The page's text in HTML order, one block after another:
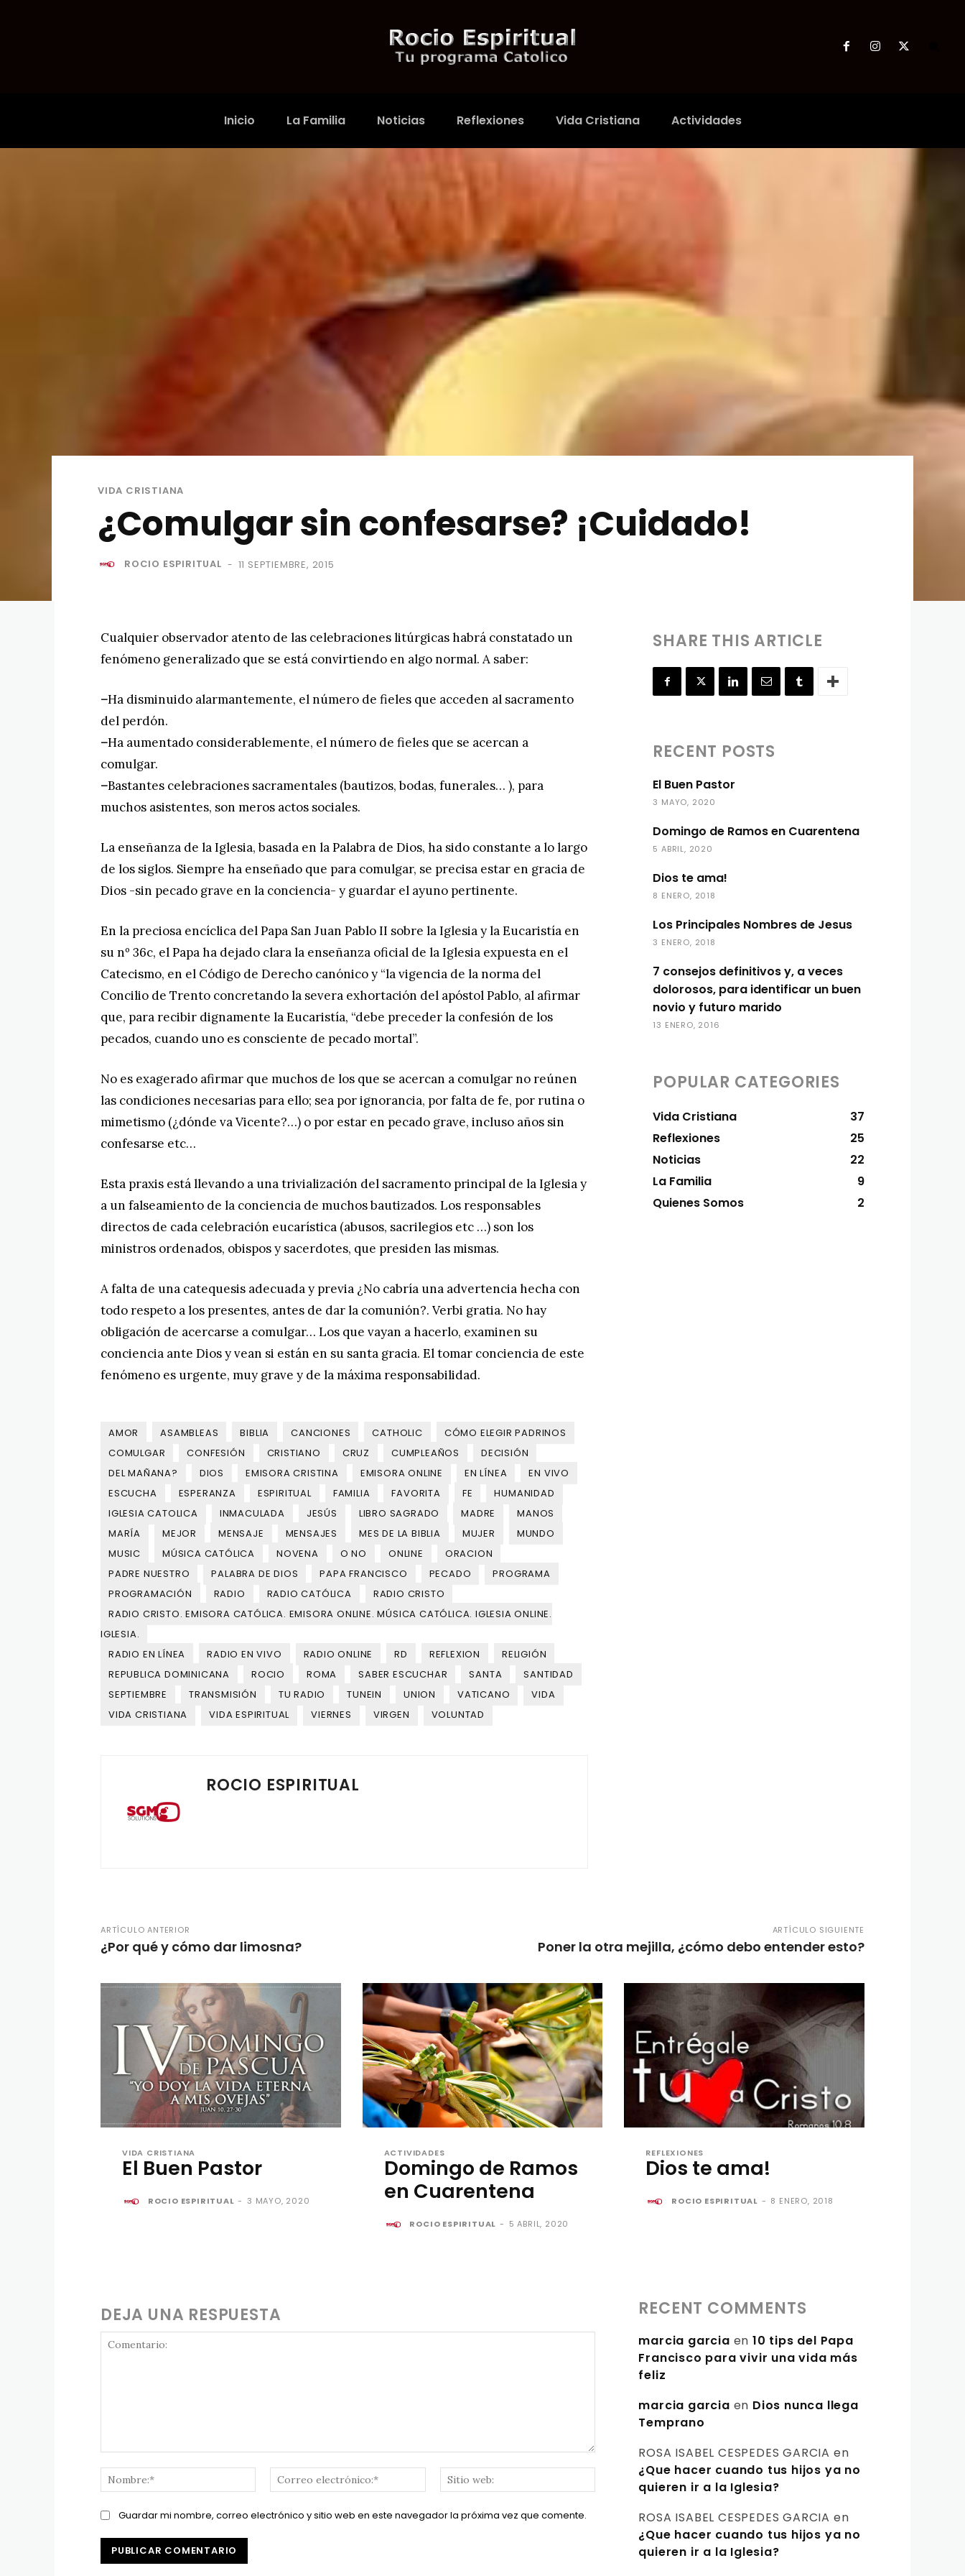
Inicio La Familia Noticias Reflexiones Vida Cristiana Actividades
VIDA CRISTIANA
¿Comulgar sin confesarse? ¡Cuidado!
ROCIO ESPIRITUAL - 11 SEPTIEMBRE, 2015
Cualquier observador atento de las celebraciones litúrgicas habrá constatado un
fenómeno generalizado que se está convirtiendo en algo normal. A saber:
–Ha disminuido alarmantemente, el número de fieles que acceden al sacramento
del perdón.
–Ha aumentado considerablemente, el número de fieles que se acercan a
comulgar.
–Bastantes celebraciones sacramentales (bautizos, bodas, funerales… ), para
muchos asistentes, son meros actos sociales.
La enseñanza de la Iglesia, basada en la Palabra de Dios, ha sido constante a lo largo
de los siglos. Siempre ha enseñado que para comulgar, se precisa estar en gracia de
Dios -sin pecado grave en la conciencia- y guardar el ayuno pertinente.
En la preciosa encíclica del Papa San Juan Pablo II sobre la Iglesia y la Eucaristía en
su nº 36c, el Papa ha dejado clara la enseñanza oficial de la Iglesia expuesta en el
Catecismo, en el Código de Derecho canónico y “la vigencia de la norma del
Concilio de Trento concretando la severa exhortación del apóstol Pablo, al afirmar
que, para recibir dignamente la Eucaristía, “debe preceder la confesión de los
pecados, cuando uno es consciente de pecado mortal”.
No es exagerado afirmar que muchos de los que se acercan a comulgar no reúnen
las condiciones necesarias para ello; sea por ignorancia, por falta de fe, por rutina o
mimetismo (¿dónde va Vicente?…) o por estar en pecado grave, incluso años sin
confesarse etc…
Esta praxis está llevando a una trivialización del sacramento principal de la Iglesia y
a un falseamiento de la conciencia de muchos bautizados. Los responsables
directos de cada celebración eucarística (abusos, sacrilegios etc …) son los
ministros ordenados, obispos y sacerdotes, que presiden las mismas.
A falta de una catequesis adecuada y previa ¿No cabría una advertencia hecha con
todo respeto a los presentes, antes de dar la comunión?. Verbi gratia. No hay
obligación de acercarse a comulgar… Los que vayan a hacerlo, examinen su
conciencia ante Dios y vean si están en su santa gracia. El tomar conciencia de este
fenómeno es urgente, muy grave y de la máxima responsabilidad.
AMOR ASAMBLEAS BIBLIA CANCIONES CATHOLIC
CÓMO ELEGIR PADRINOS
COMULGAR
CONFESIÓN CRISTIANO CRUZ CUMPLEAÑOS
DECISIÓN
DEL MAÑANA?
DIOS EMISORA CRISTINA EMISORA ONLINE EN LÍNEA
EN VIVO
ESCUCHA
ESPERANZA ESPIRITUAL FAMILIA FAVORITA FE
HUMANIDAD
IGLESIA CATOLICA
INMACULADA JESÚS LIBRO SAGRADO MADRE
MANOS
MARÍA
MEJOR MENSAJE MENSAJES MES DE LA BIBLIA MUJER
MUNDO
MUSIC
MÚSICA CATÓLICA NOVENA O NO ONLINE
ORACION
PADRE NUESTRO
PALABRA DE DIOS PAPA FRANCISCO PECADO
PROGRAMA
PROGRAMACIÓN
RADIO RADIO CATÓLICA
RADIO CRISTO
RADIO CRISTO. EMISORA CATÓLICA. EMISORA ONLINE. MÚSICA CATÓLICA. IGLESIA ONLINE.
IGLESIA.
RADIO EN LÍNEA
RADIO EN VIVO RADIO ONLINE RD REFLEXION
RELIGIÓN
REPUBLICA DOMINICANA
ROCIO ROMA SABER ESCUCHAR SANTA
SANTIDAD
SEPTIEMBRE
TRANSMISIÓN TU RADIO TUNEIN UNION VATICANO
VIDA
VIDA CRISTIANA
VIDA ESPIRITUAL VIERNES VIRGEN VOLUNTAD
ROCIO ESPIRITUAL
SHARE THIS ARTICLE
RECENT POSTS
El Buen Pastor
3 MAYO, 2020
Domingo de Ramos en Cuarentena
5 ABRIL, 2020
Dios te ama!
8 ENERO, 2018
Los Principales Nombres de Jesus
3 ENERO, 2018
7 consejos definitivos y, a veces
dolorosos, para identificar un buen
novio y futuro marido
13 ENERO, 2016
POPULAR CATEGORIES
Vida Cristiana
37
Reflexiones
25
Noticias
22
La Familia
9
Quienes Somos
2
ARTÍCULO ANTERIOR
¿Por qué y cómo dar limosna?
ARTÍCULO SIGUIENTE
Poner la otra mejilla, ¿cómo debo entender esto?
VIDA CRISTIANA
El Buen Pastor
ROCIO ESPIRITUAL - 3 MAYO, 2020
ACTIVIDADES
Domingo de Ramos
en Cuarentena
ROCIO ESPIRITUAL - 5 ABRIL, 2020
REFLEXIONES
Dios te ama!
ROCIO ESPIRITUAL - 8 ENERO, 2018
DEJA UNA RESPUESTA
Nombre:*
Correo
electrónico:*
web:
Guardar mi nombre, correo electrónico y sitio web en este navegador la próxima vez que comente.
RECENT COMMENTS
marcia garcia en 10 tips del Papa
Francisco para vivir una vida más
feliz
marcia garcia en Dios nunca llega
Temprano
ROSA ISABEL CESPEDES GARCIA en
¿Que hacer cuando tus hijos ya no
quieren ir a la Iglesia?
ROSA ISABEL CESPEDES GARCIA en
¿Que hacer cuando tus hijos ya no
quieren ir a la Iglesia?